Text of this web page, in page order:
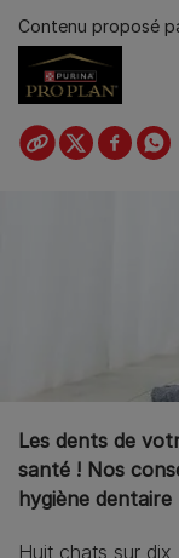
Contenu proposé
Les dents de
santé ! Nos
hygiène dentaire
Huit chats sur